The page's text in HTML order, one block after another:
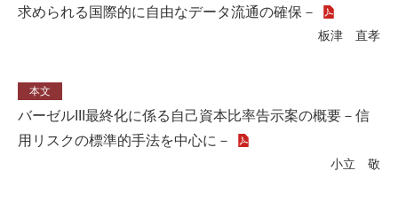
求められる国際的に自由なデータ流通の確保－
板津 直孝
本文
バーゼルIII最終化に係る自己資本比率告示案の概要－信
用リスクの標準的手法を中心に－
小立 敬